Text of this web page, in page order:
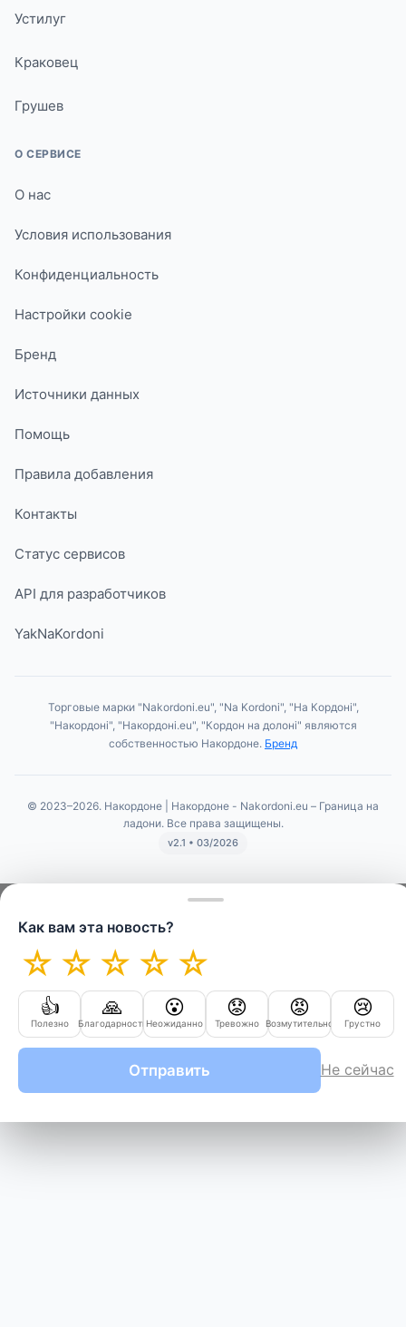
Устилуг
Краковец
Грушев
О СЕРВИСЕ
О нас
Условия использования
Конфиденциальность
Настройки cookie
Бренд
Источники данных
Помощь
Правила добавления
Контакты
Статус сервисов
API для разработчиков
YakNaKordoni
Торговые марки "Nakordoni.eu", "Na Kordoni", "На Кордоні",
"Накордоні", "Накордоні.eu", "Кордон на долоні" являются
собственностью Накордоне. Бренд
© 2023–2026. Накордоне | Накордоне - Nakordoni.eu – Граница на
ладони. Все права защищены.
v2.1 • 03/2026
Как вам эта новость?
☆ ☆ ☆ ☆ ☆
👍
Полезно
🙏
Благодарность
😮
Неожиданно
😟
Тревожно
😡
Возмутительно
😢
Грустно
Отправить Не сейчас